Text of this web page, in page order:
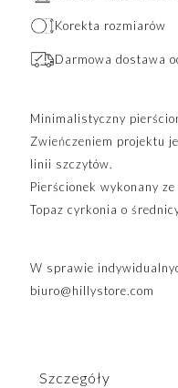
Korekta rozmiarów
Darmowa dostawa
Minimalistyczny
Zwieńczeniem projektu
linii szczytów.
Pierścionek wykonany
Topaz cyrkonia o
W sprawie
biuro@hillystore.com
Szczegóły